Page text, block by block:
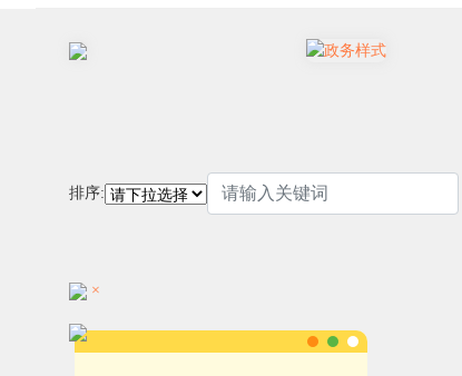
排序:
×